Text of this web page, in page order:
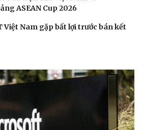
ASEAN Cup 2026
Việt Nam gặp bất lợi trước bán kết